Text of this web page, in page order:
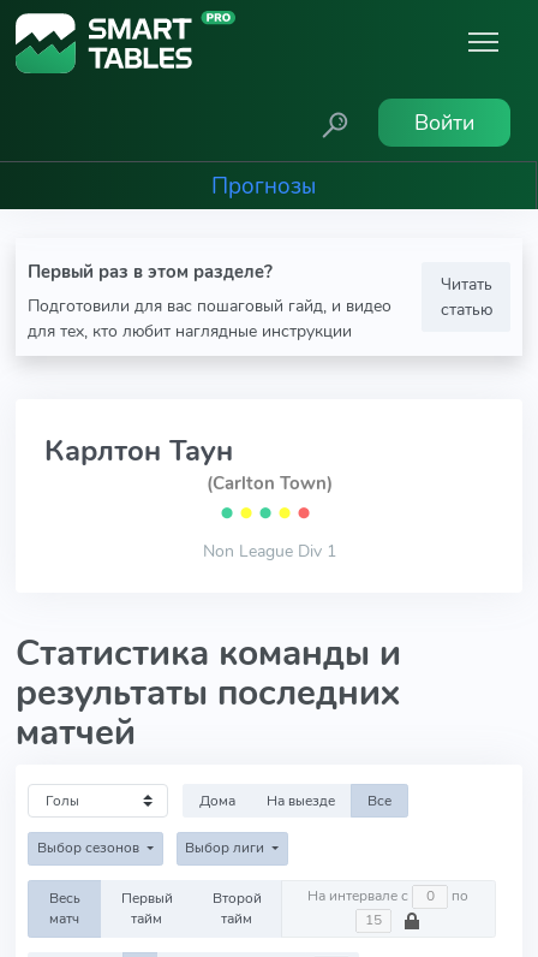
Войти
Прогнозы
Первый раз в этом разделе?
Подготовили для вас пошаговый гайд, и видео
для тех, кто любит наглядные инструкции
Читать
статью
Карлтон Таун
(Carlton Town)
⬤ ⬤ ⬤ ⬤ ⬤
Non League Div 1
Статистика команды и
результаты последних
матчей
Дома На выезде Все
Выбор сезонов Выбор лиги
Весь
матч
Первый
тайм
Второй
тайм
На интервале с по